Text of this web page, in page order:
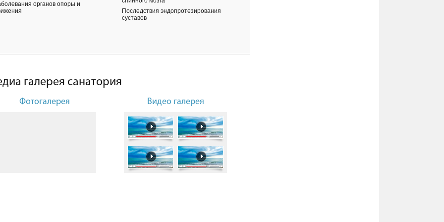
органов опоры и
Последствия эндопротезирования
суставов
галерея санатория
Фотогалерея Видео галерея